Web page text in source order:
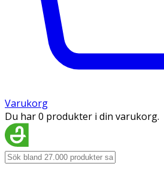
Varukorg
Du har 0 produkter i din varukorg.